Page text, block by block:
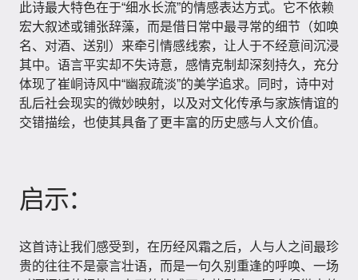
此诗最大特色在于“细水长流”的情感表达方式。它不依赖
宏大叙述或铺张辞藻，而是借日常中最寻常的细节（如唤
名、对酒、送别）来牵引情感线索，让人于不经意间沉浸
其中。语言平实却不失诗意，感情克制却深刻持久，充分
体现了崔峒诗风中“幽寂疏淡”的美学追求。同时，诗中对
乱后社会现实的微妙映射，以及对文化传承与家族情谊的
交错描绘，也使其具备了更丰富的历史感与人文价值。
启示：
这首诗让我们感受到，在历经风霜之后，人与人之间最珍
贵的往往不是豪言壮语，而是一句久别重逢的呼唤、一场